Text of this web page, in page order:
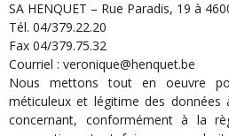
SA HENQUET – Rue Paradis, 19 à
Tél. 04/379.22.20
Fax 04/379.75.32
Courriel : veronique@henquet.be
Nous mettons tout en oeuvre
méticuleux et légitime des données
concernant, conformément à la